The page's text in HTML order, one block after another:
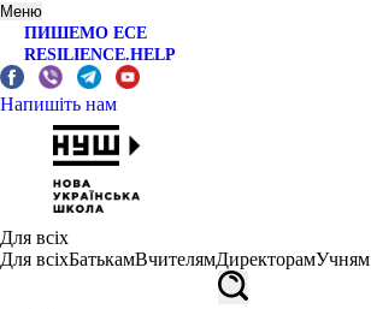
Меню
ПИШЕМО ЕСЕ
RESILIENCE.HELP
Напишіть нам
Для всіх
Для всіхБатькамВчителямДиректорамУчням